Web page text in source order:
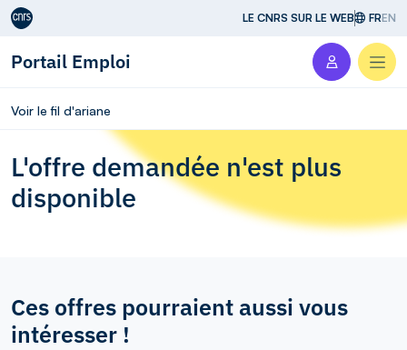
Aller au contenu LE CNRS SUR LE WEB FREN
Portail Emploi
Voir le fil d'ariane
L'offre demandée n'est plus
disponible
Ces offres pourraient aussi vous
intéresser !